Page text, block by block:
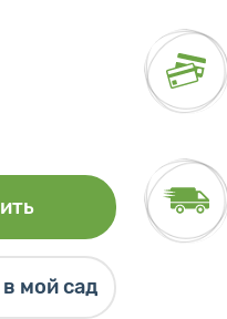
мой сад